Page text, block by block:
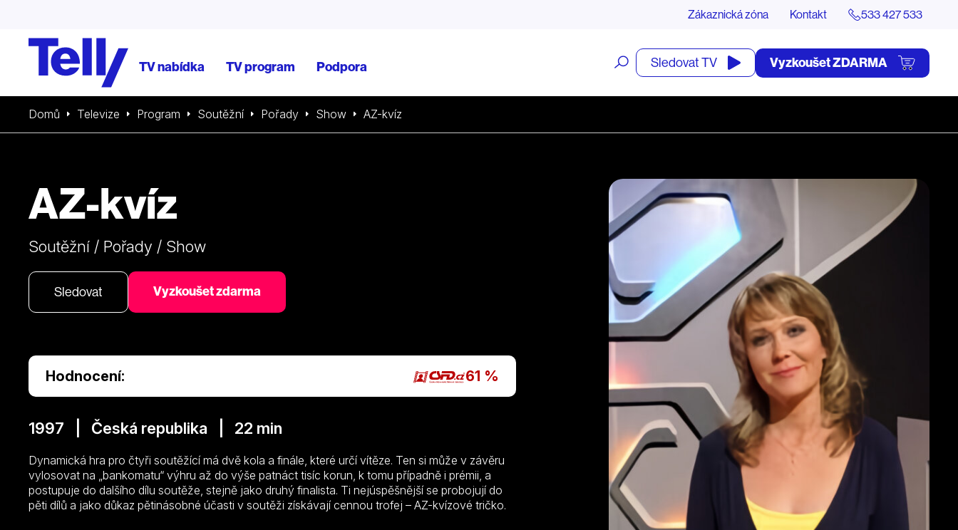
Zákaznická zóna Kontakt 533 427 533
TV nabídka TV program Podpora
Otevřít
vyhledávání
Sledovat TV Vyzkoušet ZDARMA
Domů Televize Program Soutěžní Pořady Show AZ-kvíz
AZ-kvíz
Soutěžní / Pořady / Show
Sledovat Vyzkoušet zdarma
Hodnocení: 61 %
1997 | Česká republika | 22 min
Dynamická hra pro čtyři soutěžící má dvě kola a finále, které určí vítěze. Ten si může v závěru
vylosovat na „bankomatu“ výhru až do výše patnáct tisíc korun, k tomu případně i prémii, a
postupuje do dalšího dílu soutěže, stejně jako druhý finalista. Ti nejúspěšnější se probojují do
pěti dílů a jako důkaz pětinásobné účasti v soutěži získávají cennou trofej – AZ-kvízové tričko.